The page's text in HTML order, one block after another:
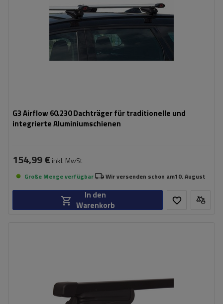
G3 Airflow 60.230 Dachträger für traditionelle und
integrierte Aluminiumschienen
154,99 € inkl. MwSt
Große Menge verfügbar Wir versenden schon am10. August
In den
Warenkorb